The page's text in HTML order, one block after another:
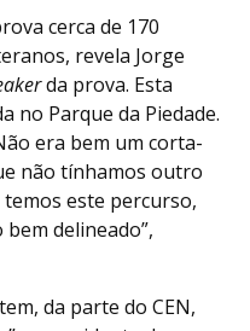
cerca de 170
revela Jorge
da prova. Esta
no Parque da Piedade.
era bem um corta-
não tínhamos outro
este percurso,
delineado”,
da parte do CEN,